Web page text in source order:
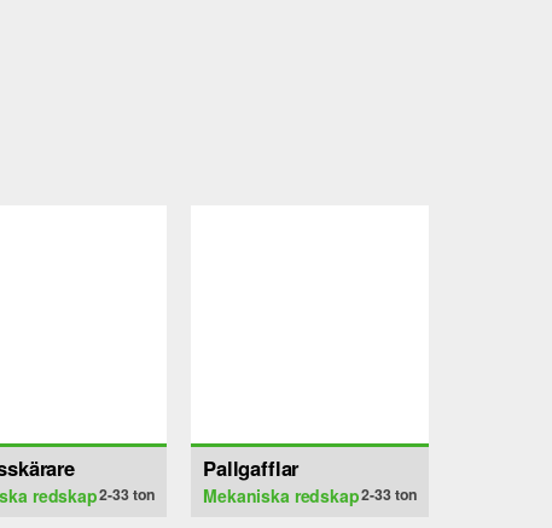
redskap2-33ton
Pallgafflar
Mekaniska redskap2-33ton